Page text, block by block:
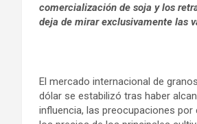
comercialización de soja y los
deja de mirar exclusivamente las
El mercado internacional de
dólar se estabilizó tras haber
influencia, las preocupaciones